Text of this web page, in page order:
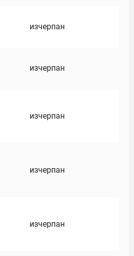
изчерпан
изчерпан
изчерпан
изчерпан
изчерпан